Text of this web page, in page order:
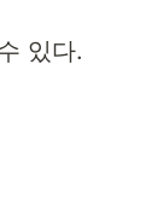
있다.